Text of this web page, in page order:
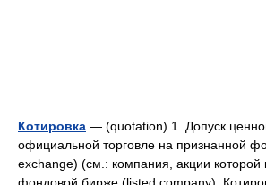
Котировка — (quotation) 1. Допуск
официальной торговле на признанной
exchange) (cм.: компания, акции которой